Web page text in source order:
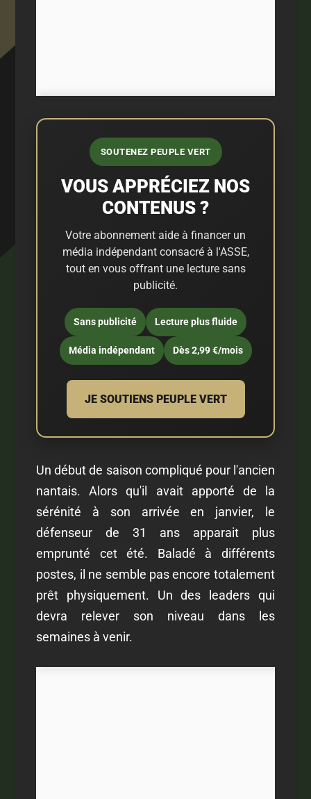
SOUTENEZ PEUPLE VERT
VOUS APPRÉCIEZ NOS
CONTENUS ?
Votre abonnement aide à financer un
média indépendant consacré à l'ASSE,
tout en vous offrant une lecture sans
publicité.
Sans publicité Lecture plus fluide
Média indépendant Dès 2,99 €/mois
JE SOUTIENS PEUPLE VERT
Un début de saison compliqué pour l'ancien
nantais. Alors qu'il avait apporté de la
sérénité à son arrivée en janvier, le
défenseur de 31 ans apparait plus
emprunté cet été. Baladé à différents
postes, il ne semble pas encore totalement
prêt physiquement. Un des leaders qui
devra relever son niveau dans les
semaines à venir.